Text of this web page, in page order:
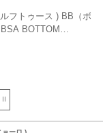
フトゥース ) BB（ボ
BOTTOM